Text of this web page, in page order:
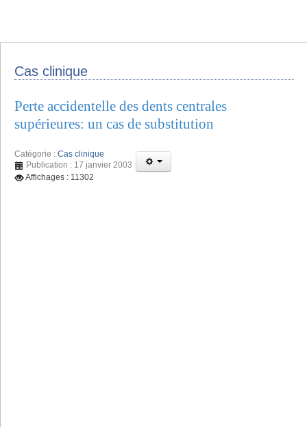
Cas clinique
Perte accidentelle des dents centrales
supérieures: un cas de substitution
Catégorie : Cas clinique
Publication : 17 janvier 2003
Affichages : 11302